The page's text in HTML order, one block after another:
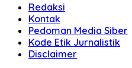
Redaksi
Kontak
Pedoman Media Siber
Kode Etik Jurnalistik
Disclaimer